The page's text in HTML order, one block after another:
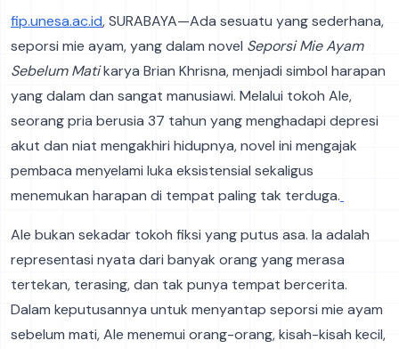
fip.unesa.ac.id, SURABAYA—Ada sesuatu yang sederhana,
seporsi mie ayam, yang dalam novel Seporsi Mie Ayam
Sebelum Matikarya Brian Khrisna, menjadi simbol harapan
yang dalam dan sangat manusiawi. Melalui tokoh Ale,
seorang pria berusia 37 tahun yang menghadapi depresi
akut dan niat mengakhiri hidupnya, novel ini mengajak
pembaca menyelami luka eksistensial sekaligus
menemukan harapan di tempat paling tak terduga.
Ale bukan sekadar tokoh fiksi yang putus asa. Ia adalah
representasi nyata dari banyak orang yang merasa
tertekan, terasing, dan tak punya tempat bercerita.
Dalam keputusannya untuk menyantap seporsi mie ayam
sebelum mati, Ale menemui orang-orang, kisah-kisah kecil,